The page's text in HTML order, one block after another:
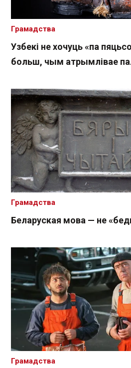
Узбекі не хочуць «па
больш, чым атрымлівае
Грамадства
Беларуская мова — не
Грамадства
Грамадства